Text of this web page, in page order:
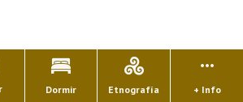
Dormir Etnografía + Info